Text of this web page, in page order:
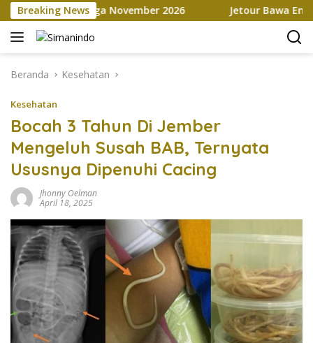
Langsung
ke
konten
Breaking News
hingga November 2026 Jetour Bawa Empat
Beranda Kesehatan
Kesehatan
Bocah 3 Tahun Di Jember
Mengeluh Susah BAB, Ternyata
Ususnya Dipenuhi Cacing
Jhonny Oelman
April 18, 2025